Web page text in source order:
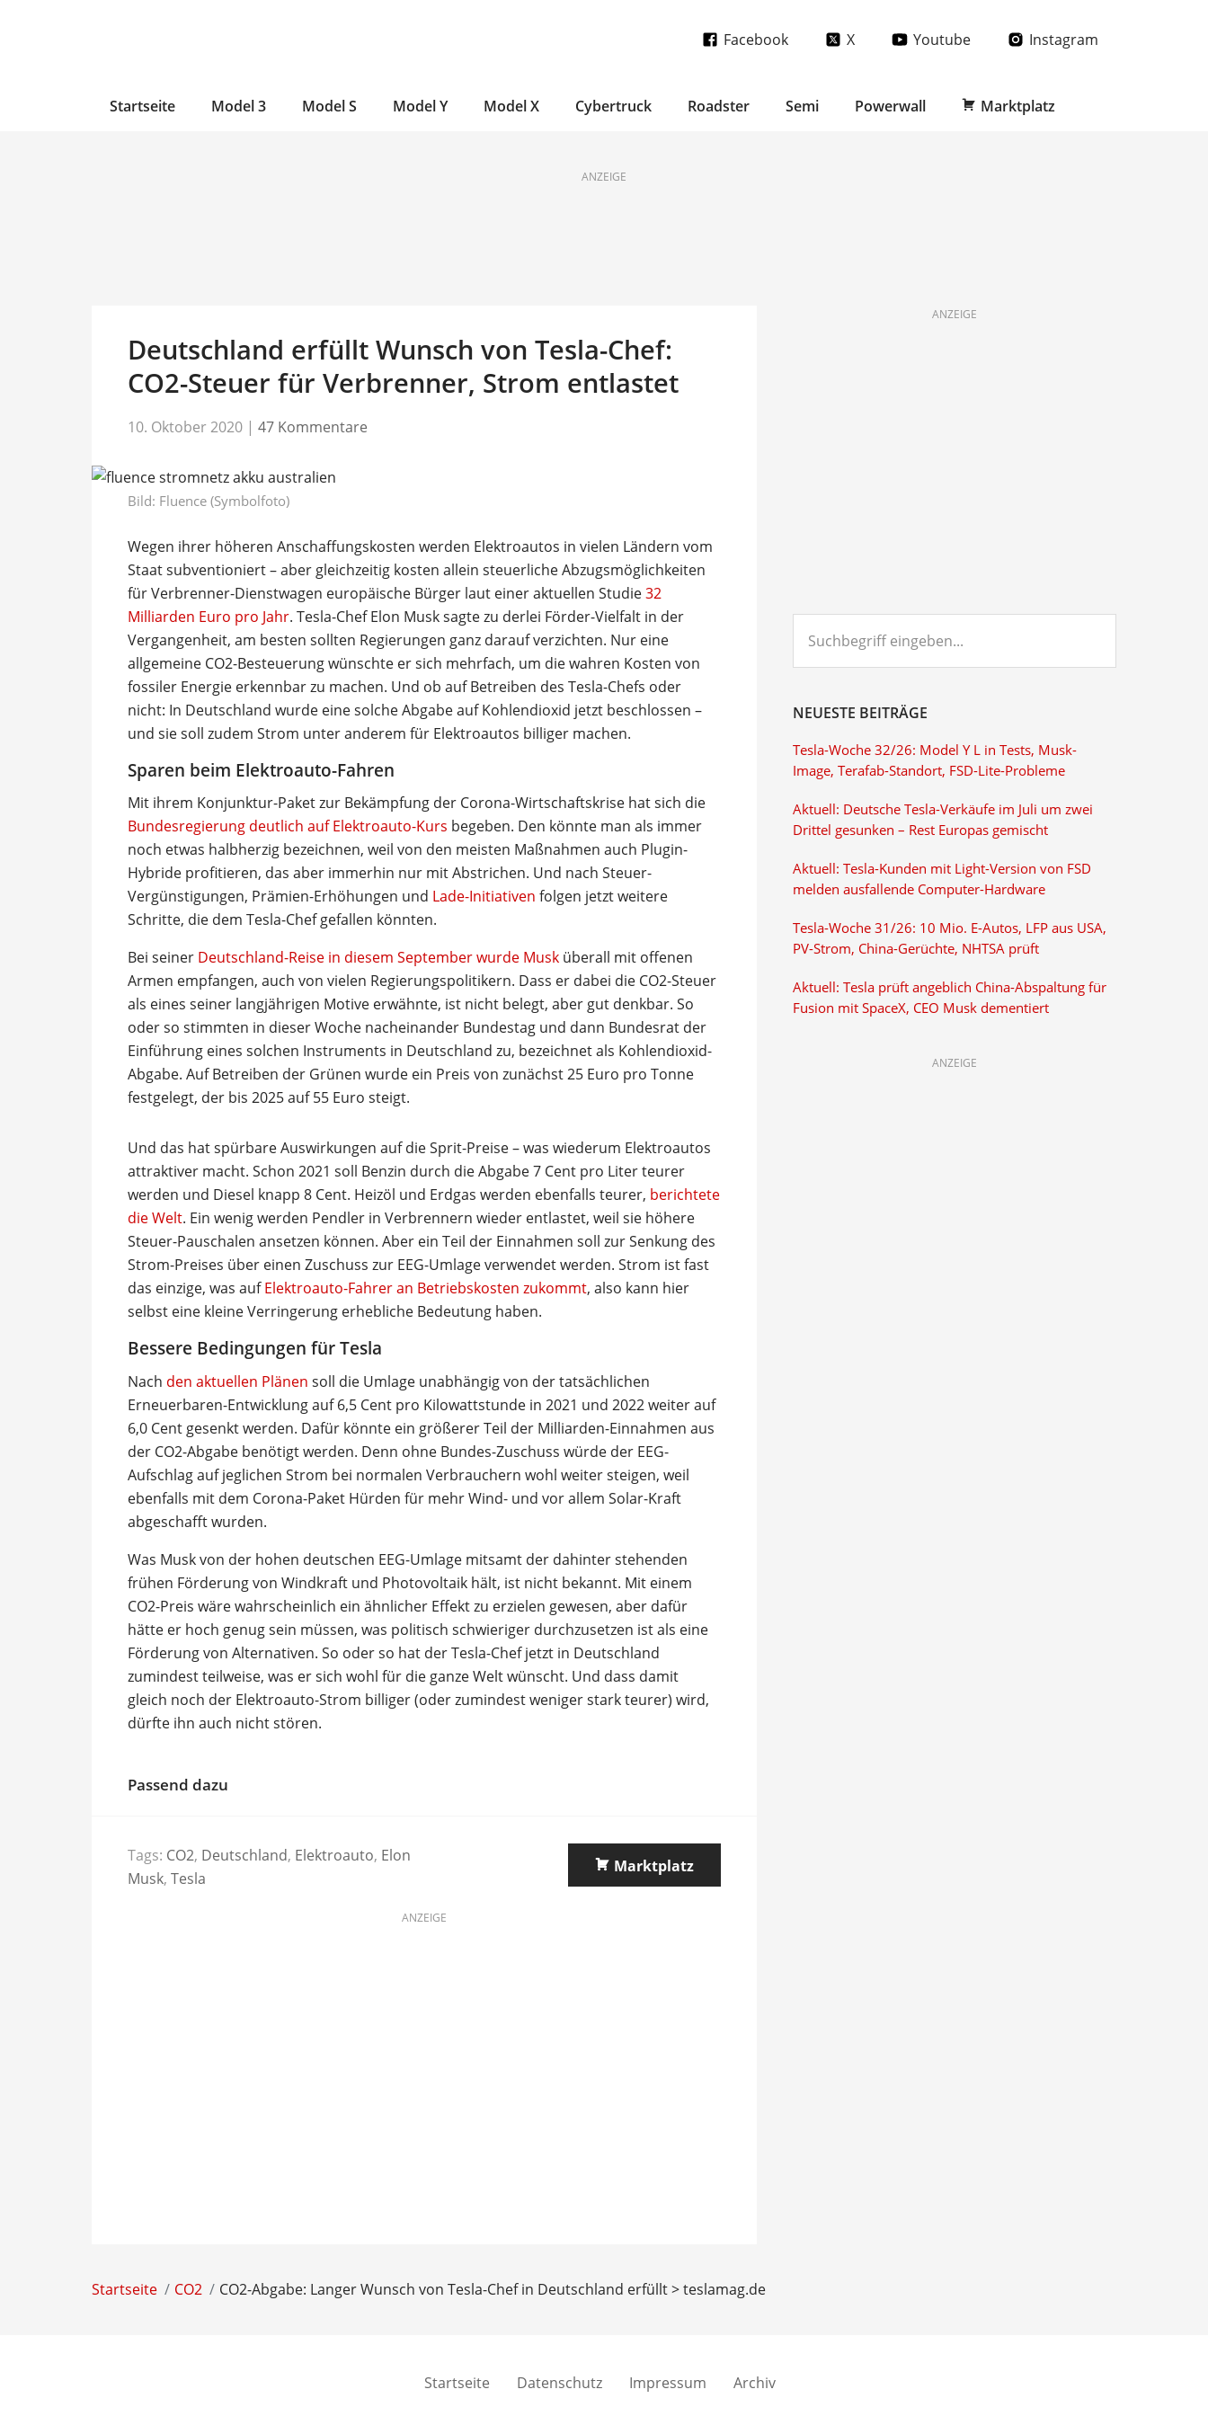
Facebook X Youtube Instagram
Startseite Model 3 Model S Model Y Model X Cybertruck Roadster Semi Powerwall Marktplatz
ANZEIGE
Deutschland erfüllt Wunsch von Tesla-Chef:
CO2-Steuer für Verbrenner, Strom entlastet
10. Oktober 2020 | 47 Kommentare
Bild: Fluence (Symbolfoto)
Wegen ihrer höheren Anschaffungskosten werden Elektroautos in vielen Ländern vom
Staat subventioniert – aber gleichzeitig kosten allein steuerliche Abzugsmöglichkeiten
für Verbrenner-Dienstwagen europäische Bürger laut einer aktuellen Studie32
Milliarden Euro pro Jahr. Tesla-Chef Elon Musk sagte zu derlei Förder-Vielfalt in der
Vergangenheit, am besten sollten Regierungen ganz darauf verzichten. Nur eine
allgemeine CO2-Besteuerung wünschte er sich mehrfach, um die wahren Kosten von
fossiler Energie erkennbar zu machen. Und ob auf Betreiben des Tesla-Chefs oder
nicht: In Deutschland wurde eine solche Abgabe auf Kohlendioxid jetzt beschlossen –
und sie soll zudem Strom unter anderem für Elektroautos billiger machen.
Sparen beim Elektroauto-Fahren
Mit ihrem Konjunktur-Paket zur Bekämpfung der Corona-Wirtschaftskrise hat sich die
Bundesregierung deutlich auf Elektroauto-Kurs begeben. Den könnte man als immer
noch etwas halbherzig bezeichnen, weil von den meisten Maßnahmen auch Plugin-
Hybride profitieren, das aber immerhin nur mit Abstrichen. Und nach Steuer-
Vergünstigungen, Prämien-Erhöhungen und Lade-Initiativen folgen jetzt weitere
Schritte, die dem Tesla-Chef gefallen könnten.
Bei seiner Deutschland-Reise in diesem September wurde Musk überall mit offenen
Armen empfangen, auch von vielen Regierungspolitikern. Dass er dabei die CO2-Steuer
als eines seiner langjährigen Motive erwähnte, ist nicht belegt, aber gut denkbar. So
oder so stimmten in dieser Woche nacheinander Bundestag und dann Bundesrat der
Einführung eines solchen Instruments in Deutschland zu, bezeichnet als Kohlendioxid-
Abgabe. Auf Betreiben der Grünen wurde ein Preis von zunächst 25 Euro pro Tonne
festgelegt, der bis 2025 auf 55 Euro steigt.
Und das hat spürbare Auswirkungen auf die Sprit-Preise – was wiederum Elektroautos
attraktiver macht. Schon 2021 soll Benzin durch die Abgabe 7 Cent pro Liter teurer
werden und Diesel knapp 8 Cent. Heizöl und Erdgas werden ebenfalls teurer, berichtete
die Welt. Ein wenig werden Pendler in Verbrennern wieder entlastet, weil sie höhere
Steuer-Pauschalen ansetzen können. Aber ein Teil der Einnahmen soll zur Senkung des
Strom-Preises über einen Zuschuss zur EEG-Umlage verwendet werden. Strom ist fast
das einzige, was aufElektroauto-Fahrer an Betriebskosten zukommt, also kann hier
selbst eine kleine Verringerung erhebliche Bedeutung haben.
Bessere Bedingungen für Tesla
Nach den aktuellen Plänen soll die Umlage unabhängig von der tatsächlichen
Erneuerbaren-Entwicklung auf 6,5 Cent pro Kilowattstunde in 2021 und 2022 weiter auf
6,0 Cent gesenkt werden. Dafür könnte ein größerer Teil der Milliarden-Einnahmen aus
der CO2-Abgabe benötigt werden. Denn ohne Bundes-Zuschuss würde der EEG-
Aufschlag auf jeglichen Strom bei normalen Verbrauchern wohl weiter steigen, weil
ebenfalls mit dem Corona-Paket Hürden für mehr Wind- und vor allem Solar-Kraft
abgeschafft wurden.
Was Musk von der hohen deutschen EEG-Umlage mitsamt der dahinter stehenden
frühen Förderung von Windkraft und Photovoltaik hält, ist nicht bekannt. Mit einem
CO2-Preis wäre wahrscheinlich ein ähnlicher Effekt zu erzielen gewesen, aber dafür
hätte er hoch genug sein müssen, was politisch schwieriger durchzusetzen ist als eine
Förderung von Alternativen. So oder so hat der Tesla-Chef jetzt in Deutschland
zumindest teilweise, was er sich wohl für die ganze Welt wünscht. Und dass damit
gleich noch der Elektroauto-Strom billiger (oder zumindest weniger stark teurer) wird,
dürfte ihn auch nicht stören.
Passend dazu
Tags: CO2, Deutschland, Elektroauto, Elon
Musk, Tesla
Marktplatz
ANZEIGE
ANZEIGE
eingeben...
NEUESTE BEITRÄGE
Tesla-Woche 32/26: Model Y L in Tests, Musk-
Image, Terafab-Standort, FSD-Lite-Probleme
Aktuell: Deutsche Tesla-Verkäufe im Juli um zwei
Drittel gesunken – Rest Europas gemischt
Aktuell: Tesla-Kunden mit Light-Version von FSD
melden ausfallende Computer-Hardware
Tesla-Woche 31/26: 10 Mio. E-Autos, LFP aus USA,
PV-Strom, China-Gerüchte, NHTSA prüft
Aktuell: Tesla prüft angeblich China-Abspaltung für
Fusion mit SpaceX, CEO Musk dementiert
ANZEIGE
Startseite CO2 CO2-Abgabe: Langer Wunsch von Tesla-Chef in Deutschland erfüllt > teslamag.de
Startseite Datenschutz Impressum Archiv